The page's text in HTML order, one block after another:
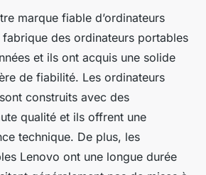
marque fiable d’ordinateurs
des ordinateurs portables
et ils ont acquis une solide
de fiabilité. Les ordinateurs
construits avec des
qualité et ils offrent une
technique. De plus, les
Lenovo ont une longue durée